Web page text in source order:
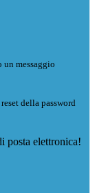
un messaggio
della password
posta elettronica!